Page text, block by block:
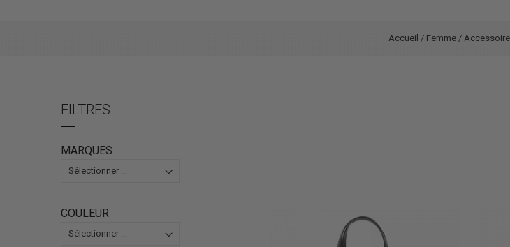
Accueil / Femme /
FILTRES
MARQUES
COULEUR